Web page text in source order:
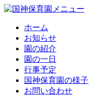
ホーム
お知らせ
園の紹介
園の一日
行事予定
国神保育園の様子
お問い合わせ